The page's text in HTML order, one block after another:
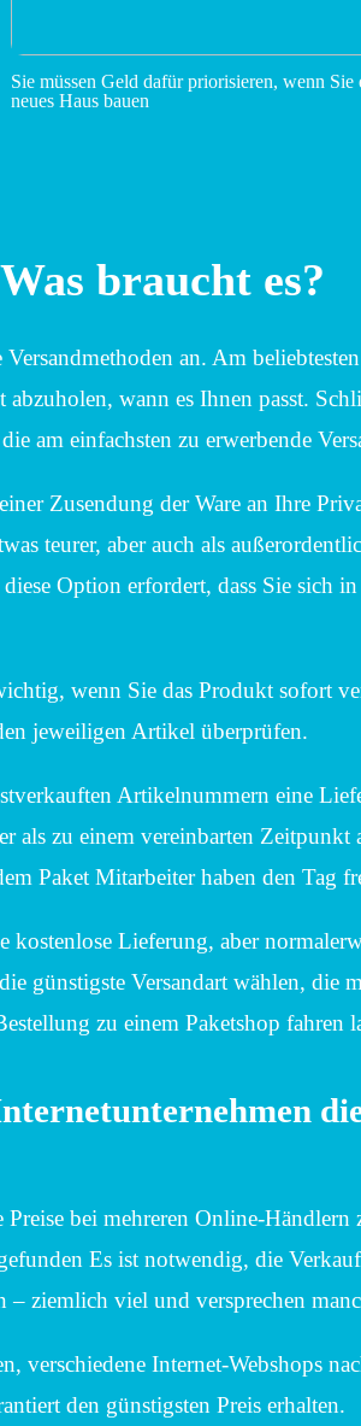
Sie müssen Geld dafür priorisieren, wenn Sie
neues Haus bauen
braucht es?
an. Am
wann es Ihnen passt.
am einfachsten zu erwerbende
Zusendung der Ware an Ihre
teurer, aber auch als
Option erfordert, dass Sie sich
wenn Sie das Produkt sofort
jeweiligen Artikel überprüfen.
Artikelnummern eine
als zu einem vereinbarten
Paket Mitarbeiter haben den Tag
kostenlose Lieferung, aber
günstigste Versandart wählen, die
zu einem Paketshop fahren
bei mehreren Online-
Es ist notwendig, die
ziemlich viel und versprechen
verschiedene Internet-Webshops
den günstigsten Preis erhalten.